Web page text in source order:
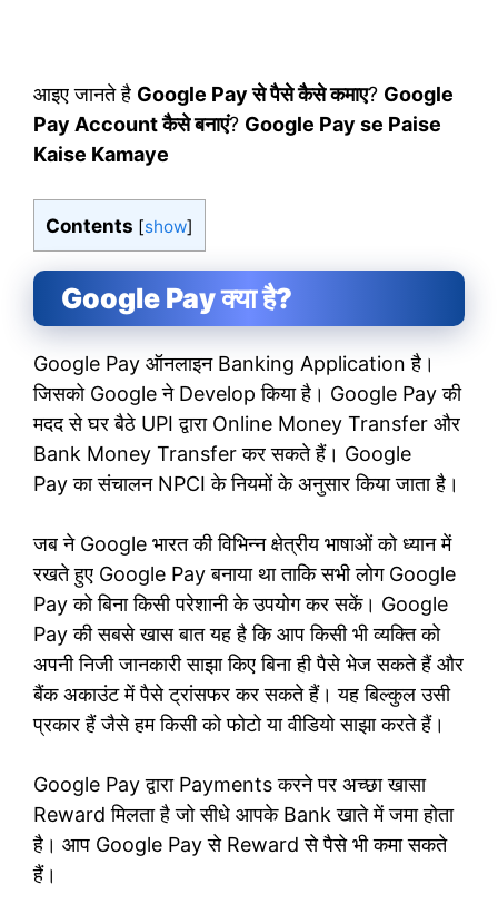
आइए जानते है Google Pay से पैसे कैसे कमाए? Google
Pay Account कैसे बनाएं? Google Pay se Paise
Kaise Kamaye
Contents [show]
Google Pay क्या है?
Google Pay ऑनलाइन Banking Application है।
जिसको Google ने Develop किया है। Google Pay की
मदद से घर बैठे UPI द्वारा Online Money Transfer और
Bank Money Transfer कर सकते हैं। Google
Pay का संचालन NPCI के नियमों के अनुसार किया जाता है।
जब ने Google भारत की विभिन्न क्षेत्रीय भाषाओं को ध्यान में
रखते हुए Google Pay बनाया था ताकि सभी लोग Google
Pay को बिना किसी परेशानी के उपयोग कर सकें। Google
Pay की सबसे खास बात यह है कि आप किसी भी व्यक्ति को
अपनी निजी जानकारी साझा किए बिना ही पैसे भेज सकते हैं और
बैंक अकाउंट में पैसे ट्रांसफर कर सकते हैं। यह बिल्कुल उसी
प्रकार हैं जैसे हम किसी को फोटो या वीडियो साझा करते हैं।
Google Pay द्वारा Payments करने पर अच्छा खासा
Reward मिलता है जो सीधे आपके Bank खाते में जमा होता
है। आप Google Pay से Reward से पैसे भी कमा सकते
हैं।